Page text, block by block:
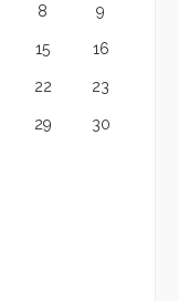
8 9
15 16
22 23
29 30